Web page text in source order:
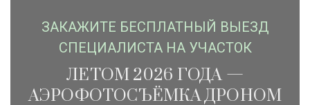
ЗАКАЖИTЕ БЕСПЛАТНЫЙ ВЫЕЗД
СПЕЦИАЛИСТА НА УЧАСТОК
ЛЕТОМ 2026 ГОДА —
АЭРОФОТОСЪЁМКА ДРОНОМ